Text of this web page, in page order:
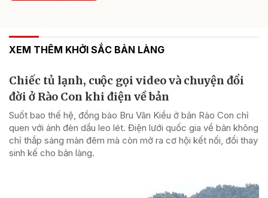
XEM THÊM KHỞI SẮC BẢN LÀNG
Chiếc tủ lạnh, cuộc gọi video và chuyện đổi
đời ở Rào Con khi điện về bản
Suốt bao thế hệ, đồng bào Bru Vân Kiều ở bản Rào Con chỉ
quen với ánh đèn dầu leo lét. Điện lưới quốc gia về bản không
chỉ thắp sáng màn đêm mà còn mở ra cơ hội kết nối, đổi thay
sinh kế cho bản làng.